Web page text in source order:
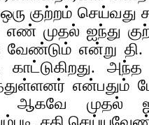
குற்றம் செய்வது
எண் முதல் ஐந்து
என்று தி.
என்பதும்
ஆகவே முதல்